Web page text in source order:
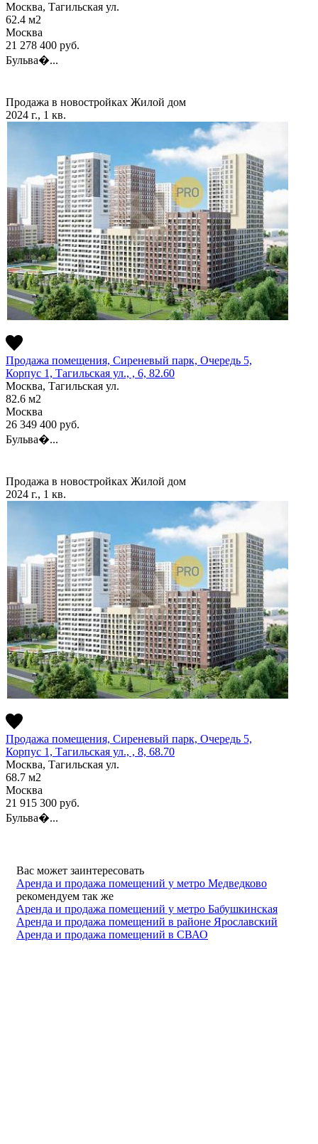
Москва, Тагильская ул.
62.4 м2
Москва
21 278 400 руб.
Бульва�...
Продажа в новостройках Жилой дом
2024 г., 1 кв.
Продажа помещения, Сиреневый парк, Очередь 5,
Корпус 1, Тагильская ул., , 6, 82.60
Москва, Тагильская ул.
82.6 м2
Москва
26 349 400 руб.
Бульва�...
Продажа в новостройках Жилой дом
2024 г., 1 кв.
Продажа помещения, Сиреневый парк, Очередь 5,
Корпус 1, Тагильская ул., , 8, 68.70
Москва, Тагильская ул.
68.7 м2
Москва
21 915 300 руб.
Бульва�...
Вас может заинтересовать
Аренда и продажа помещений у метро Медведково
рекомендуем так же
Аренда и продажа помещений у метро Бабушкинская
Аренда и продажа помещений в районе Ярославский
Аренда и продажа помещений в СВАО